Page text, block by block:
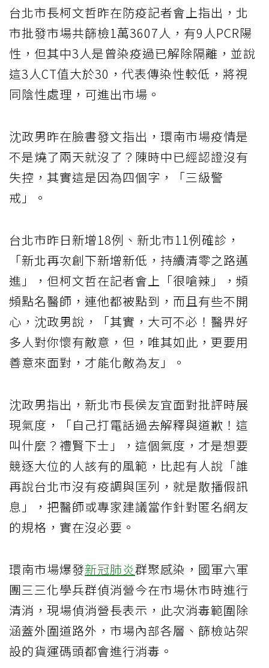
台北市長柯文哲昨在防疫記者會上指出，北
市批發市場共篩檢1萬3607人，有9人PCR陽
性，但其中3人是曾染疫過已解除隔離，並說
這3人CT值大於30，代表傳染性較低，將視
同陰性處理，可進出市場。
沈政男昨在臉書發文指出，環南市場疫情是
不是燒了兩天就沒了？陳時中已經認證沒有
失控，其實這是因為四個字，「三級警
戒」。
台北市昨日新增18例、新北市11例確診，
「新北再次創下新增新低，持續清零之路邁
進」，但柯文哲在記者會上「很嗆辣」，頻
頻點名醫師，連他都被點到，而且有些不開
心，沈政男說，「其實，大可不必！醫界好
多人對你懷有敵意，但，唯其如此，更要用
善意來面對，才能化敵為友」。
沈政男指出，新北市長侯友宜面對批評時展
現氣度，「自己打電話過去解釋與道歉！這
叫什麼？禮賢下士」，這個氣度，才是想要
競逐大位的人該有的風範，比起有人說「誰
再說台北市沒有疫調與匡列，就是散播假訊
息」，把醫師或專家建議當作針對匿名網友
的規格，實在沒必要。
環南市場爆發新冠肺炎群聚感染，國軍六軍
團三三化學兵群偵消營今在市場休市時進行
清消，現場偵消營長表示，此次消毒範圍除
涵蓋外圍道路外，市場內部各層、篩檢站架
設的貨運碼頭都會進行消毒。